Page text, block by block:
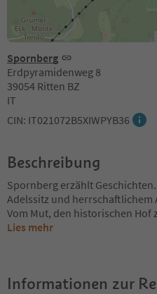
Spornberg
Erdpyramidenweg 8
39054 Ritten BZ
IT
CIN: IT021072B5XIWPYB36
Beschreibung
Spornberg erzählt
Adelssitz und herrschaftlichem
Vom Mut, den historischen Hof
Lies mehr
Informationen zur